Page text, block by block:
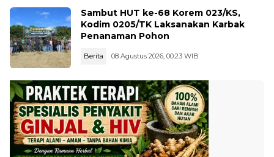
Sambut HUT ke-68 Korem 023/KS,
Kodim 0205/TK Laksanakan Karbak
Penanaman Pohon
Berita 08 Agustus 2026, 00:23 WIB